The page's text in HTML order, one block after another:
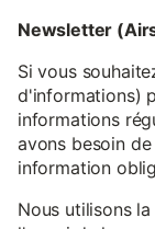
Newsletter
Si vous
d'informations)
informations
avons besoin
information
Nous utilisons